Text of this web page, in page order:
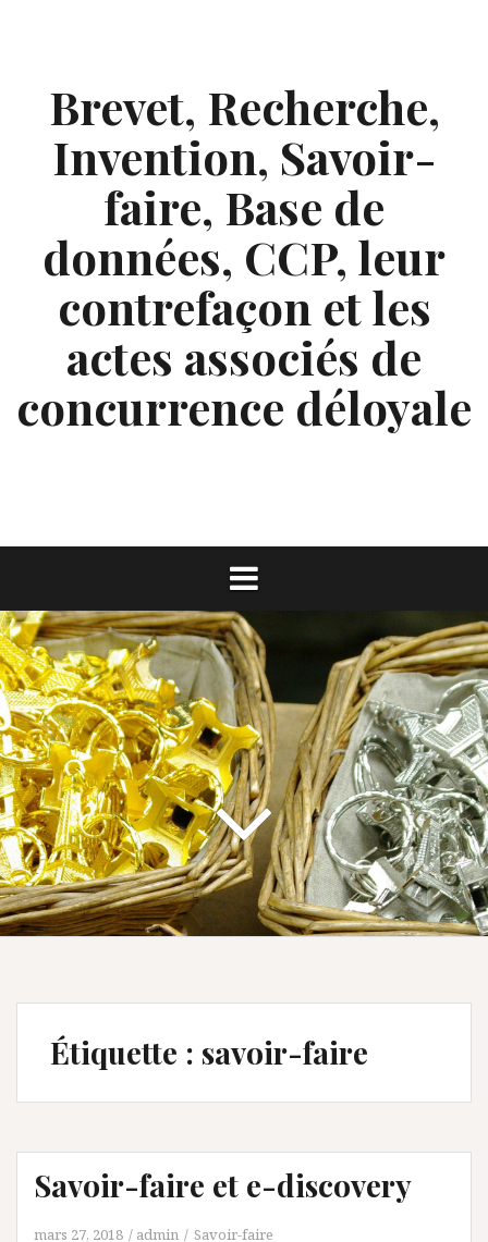
Brevet, Recherche,
Invention, Savoir-
faire, Base de
données, CCP, leur
contrefaçon et les
actes associés de
concurrence déloyale
Étiquette : savoir-faire
Savoir-faire et e-discovery
mars 27, 2018 admin Savoir-faire